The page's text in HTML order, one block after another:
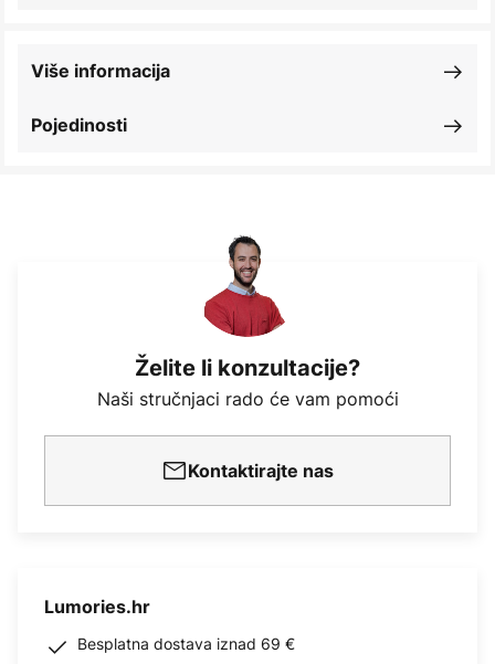
Pojedinosti
Više informacija
Želite li konzultacije?
Naši stručnjaci rado će vam pomoći
Kontaktirajte nas
Lumories.hr
Besplatna dostava iznad 69 €